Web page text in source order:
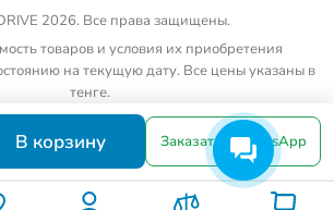
В корзину Заказать в WhatsApp
2026. Все права защищены.
товаров и условия их приобретения
на текущую дату. Все цены указаны в
тенге.
на сайте не являются публичной офертой.